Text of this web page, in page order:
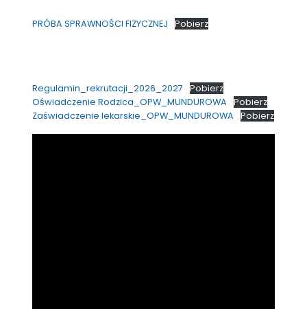
PRÓBA SPRAWNOŚCI FIZYCZNEJ Pobierz
Regulamin_rekrutacji_2026_2027
Pobierz
Oświadczenie Rodzica_OPW_MUNDUROWA
Pobierz
Zaświadczenie lekarskie_OPW_MUNDUROWA
Pobierz